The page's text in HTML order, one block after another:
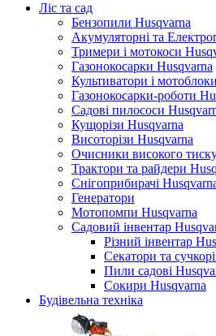
Ліс та сад
Бензопили Husqvarna
Акумуляторні та
Тримери і мотокоси
Газонокосарки Husqvarna
Культиватори і
Газонокосарки-роботи
Садові пилососи
Кущорізи Husqvarna
Висоторізи Husqvarna
Очисники високого
Трактори та райдери
Снігоприбирачі
Генератори
Мотопомпи Husqvarna
Садовий інвентар
Різний інвентар
Секатори та
Пили садові
Сокири Husqvarna
Будівельна техніка